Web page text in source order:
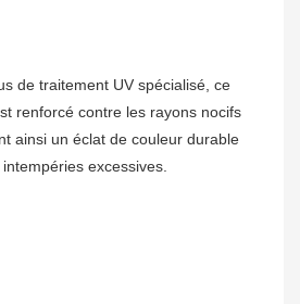
de traitement UV spécialisé, ce
renforcé contre les rayons nocifs
ainsi un éclat de couleur durable